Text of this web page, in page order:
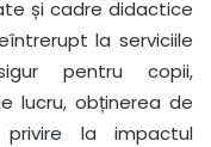
și cadre didactice
la serviciile
pentru copii,
lucru, obținerea de
la impactul